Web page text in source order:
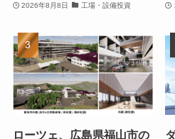
2026年8月8日 工場・設備投資
ローツェ、広島県福山市の